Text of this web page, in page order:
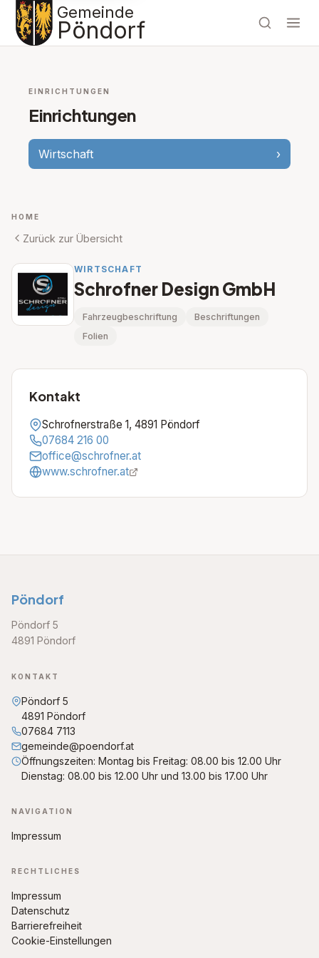
Gemeinde
Pöndorf
EINRICHTUNGEN
Einrichtungen
Wirtschaft ›
HOME
Zurück zur Übersicht
WIRTSCHAFT
Schrofner Design GmbH
Fahrzeugbeschriftung
Beschriftungen
Folien
Kontakt
Schrofnerstraße 1, 4891 Pöndorf
07684 216 00
office@schrofner.at
www.schrofner.at
Pöndorf
Pöndorf 5
4891 Pöndorf
KONTAKT
Pöndorf 5
4891 Pöndorf
07684 7113
gemeinde@poendorf.at
Öffnungszeiten: Montag bis Freitag: 08.00 bis 12.00 Uhr
Dienstag: 08.00 bis 12.00 Uhr und 13.00 bis 17.00 Uhr
NAVIGATION
Impressum
RECHTLICHES
Impressum
Datenschutz
Barrierefreiheit
Cookie-Einstellungen